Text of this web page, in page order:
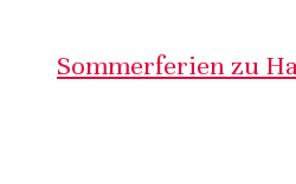
Sommerferien zu